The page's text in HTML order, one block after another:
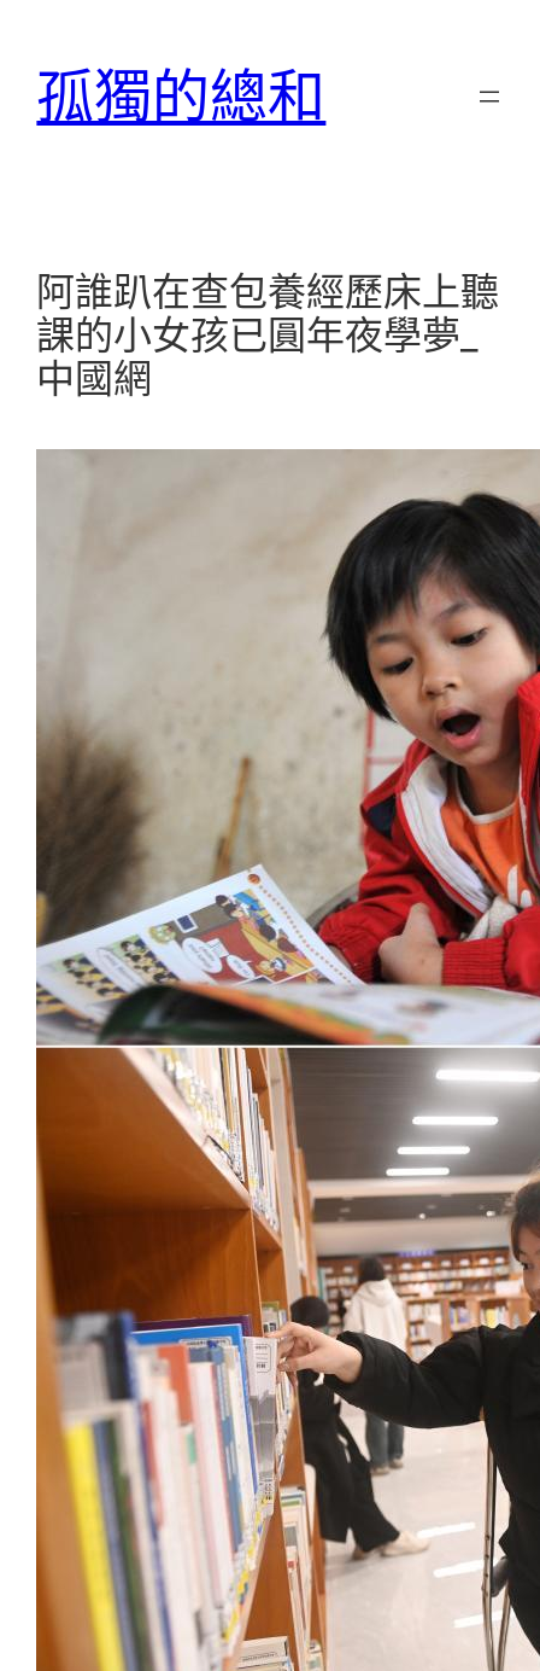
孤獨的總和
阿誰趴在查包養經歷床上聽
課的小女孩已圓年夜學夢_
中國網